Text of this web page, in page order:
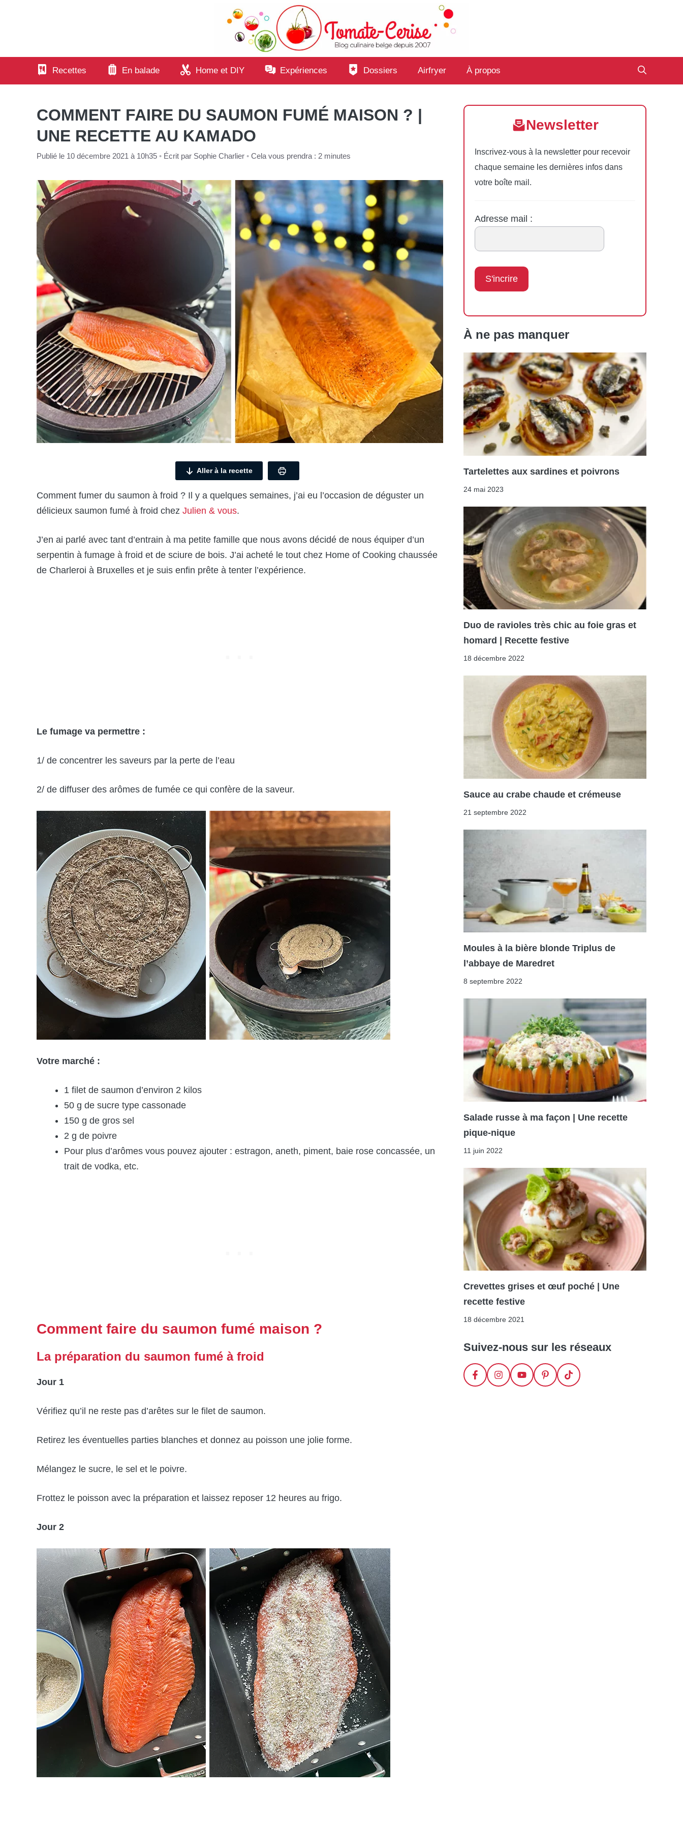
Recettes En balade Home et DIY Expériences Dossiers Airfryer À propos
COMMENT FAIRE DU SAUMON FUMÉ MAISON ? |
UNE RECETTE AU KAMADO
Publié le 10 décembre 2021 à 10h35 • Écrit par Sophie Charlier • Cela vous prendra : 2 minutes
Aller à la recette
Comment fumer du saumon à froid ? Il y a quelques semaines, j’ai eu l’occasion de déguster un
délicieux saumon fumé à froid chez Julien & vous.
J’en ai parlé avec tant d’entrain à ma petite famille que nous avons décidé de nous équiper d’un
serpentin à fumage à froid et de sciure de bois. J’ai acheté le tout chez Home of Cooking chaussée
de Charleroi à Bruxelles et je suis enfin prête à tenter l’expérience.
Le fumage va permettre :
1/ de concentrer les saveurs par la perte de l’eau
2/ de diffuser des arômes de fumée ce qui confère de la saveur.
Votre marché :
1 filet de saumon d’environ 2 kilos
50 g de sucre type cassonade
150 g de gros sel
2 g de poivre
Pour plus d’arômes vous pouvez ajouter : estragon, aneth, piment, baie rose concassée, un
trait de vodka, etc.
Comment faire du saumon fumé maison ?
La préparation du saumon fumé à froid
Jour 1
Vérifiez qu’il ne reste pas d’arêtes sur le filet de saumon.
Retirez les éventuelles parties blanches et donnez au poisson une jolie forme.
Mélangez le sucre, le sel et le poivre.
Frottez le poisson avec la préparation et laissez reposer 12 heures au frigo.
Jour 2
Newsletter
Inscrivez-vous à la newsletter pour recevoir
chaque semaine les dernières infos dans
votre boîte mail.
Adresse mail :
À ne pas manquer
Tartelettes aux sardines et poivrons
24 mai 2023
Duo de ravioles très chic au foie gras et
homard | Recette festive
18 décembre 2022
Sauce au crabe chaude et crémeuse
21 septembre 2022
Moules à la bière blonde Triplus de
l’abbaye de Maredret
8 septembre 2022
Salade russe à ma façon | Une recette
pique-nique
11 juin 2022
Crevettes grises et œuf poché | Une
recette festive
18 décembre 2021
Suivez-nous sur les réseaux